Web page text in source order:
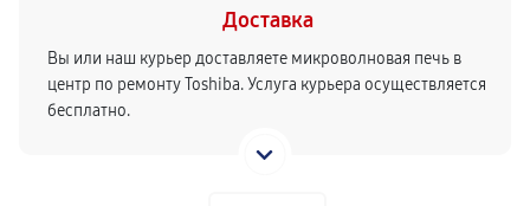
Доставка
Вы или наш курьер доставляете микроволновая печь в
центр по ремонту Toshiba. Услуга курьера осуществляется
бесплатно.